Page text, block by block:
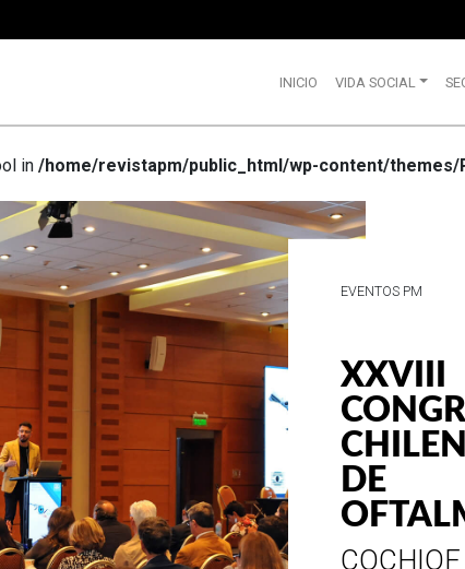
INICIO VIDA SOCIAL
in /home/revistapm/public_html/wp-content/themes/
VIDA SOCIAL
SUS 75
AÑOS
ESTILO